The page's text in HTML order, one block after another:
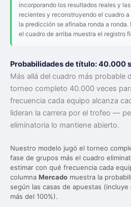
incorporando los resultados reales y
recientes y reconstruyendo el cuadro a
la predicción se afinaba ronda a ronda.
el cuadro de arriba muestra el registro
Probabilidades de título: 40.000
Más allá del cuadro más probable
torneo completo 40.000 veces
frecuencia cada equipo alcanza
lideran la carrera por el trofeo —
eliminatoria lo mantiene abierto.
Nuestro modelo jugó el torneo
fase de grupos más el cuadro
estimar con qué frecuencia cada
columna Mercado muestra la
según las casas de apuestas
más del 100%).